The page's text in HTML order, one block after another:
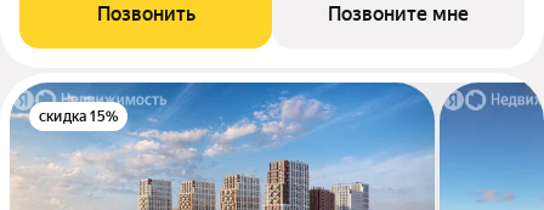
Позвонить Позвоните мне
скидка 15%